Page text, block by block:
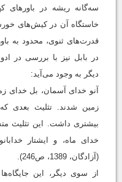
سه‌گانه ریشه در
خاستگاه آن در کیش‌های
قدرت‌های ثنوی، محدود به
در بابل نیز با بررسی در
دیگر به وجود می‌آید:
آنو خدای آسمان، بل خدای
زمین شدند. تثلیث بعدی
بیشتری داشت. این تثلیث
خدای ماه، و ایشتار
(آزادگان، 1389، ص246).
از سوی ديگر، این